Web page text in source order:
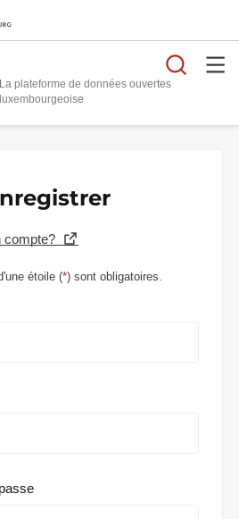
La plateforme de données ouvertes
compte?
étoile (*) sont obligatoires.